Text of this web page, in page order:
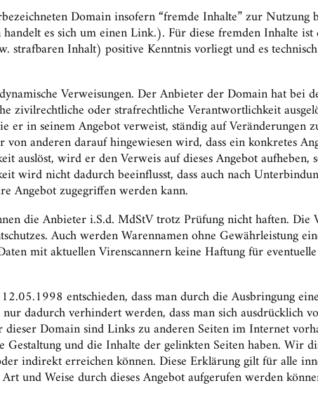
Domain insofern “fremde Inhalte” zur Nutzung
es sich um einen Link.). Für diese fremden Inhalte
strafbaren Inhalt) positive Kenntnis vorliegt und es
Verweisungen. Der Anbieter der Domain hat
zivilrechtliche oder strafrechtliche Verantwortlichkeit
in seinem Angebot verweist, ständig auf
anderen darauf hingewiesen wird, dass ein konkretes
auslöst, wird er den Verweis auf dieses Angebot
wird nicht dadurch beeinflusst, dass auch nach
Angebot zugegriffen werden kann.
die Anbieter i.S.d. MdStV trotz Prüfung nicht haften. Die
Auch werden Warennamen ohne Gewährleistung
mit aktuellen Virenscannern keine Haftung für
entschieden, dass man durch die Ausbringung
dadurch verhindert werden, dass man sich ausdrücklich
Domain sind Links zu anderen Seiten im Internet
und die Inhalte der gelinkten Seiten haben. Wir
indirekt erreichen können. Diese Erklärung gilt für alle
und Weise durch dieses Angebot aufgerufen werden